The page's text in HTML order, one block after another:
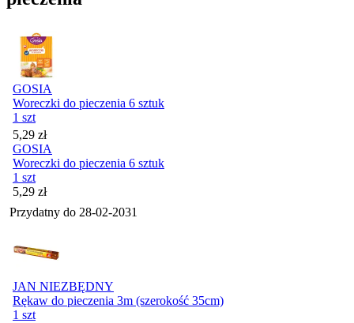
GOSIA
Woreczki do pieczenia 6 sztuk
1 szt
Cena
5,29 zł
GOSIA
Woreczki do pieczenia 6 sztuk
1 szt
Cena
5,29 zł
Przydatny do 28-02-2031
JAN NIEZBĘDNY
Rękaw do pieczenia 3m (szerokość 35cm)
1 szt